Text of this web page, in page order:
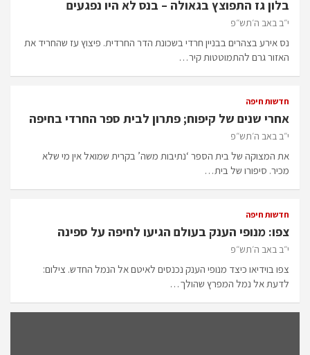
בלון גז התפוצץ בגאולה – בנס לא היו נפגעים
י״ב באב ה׳תש״פ
נס אירע בצהרים בבניין חרדי בשכונת הדר החרדית. פיצוץ עז שהחריד את
האזור גרם להתמוטטות קיר…
חדשות חיפה
אחרי שנים של קיפוח; פתרון לבית ספר החרדי בחיפה
י״ב באב ה׳תש״פ
את המצוקה של בית הספר ‘נתיבות משה’ בקרית שמואל אין מי שלא
מכיר. סיפורו של בית…
חדשות חיפה
צפו: מנופי הענק בעולם הגיעו לחיפה על ספינה
י״ב באב ה׳תש״פ
צפו בוידיאו כיצד מנופי הענק נכנסים לאיטם אל הנמל החדש. צילום:
לדעת אל נמל המפרץ שהולך…